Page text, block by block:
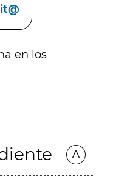
en los